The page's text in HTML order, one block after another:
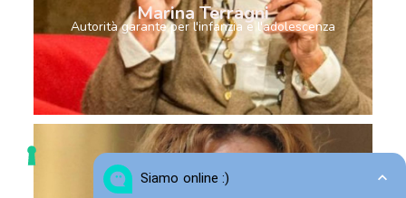
Marina Terragni
Autorità garante per l'infanzia e l'adolescenza